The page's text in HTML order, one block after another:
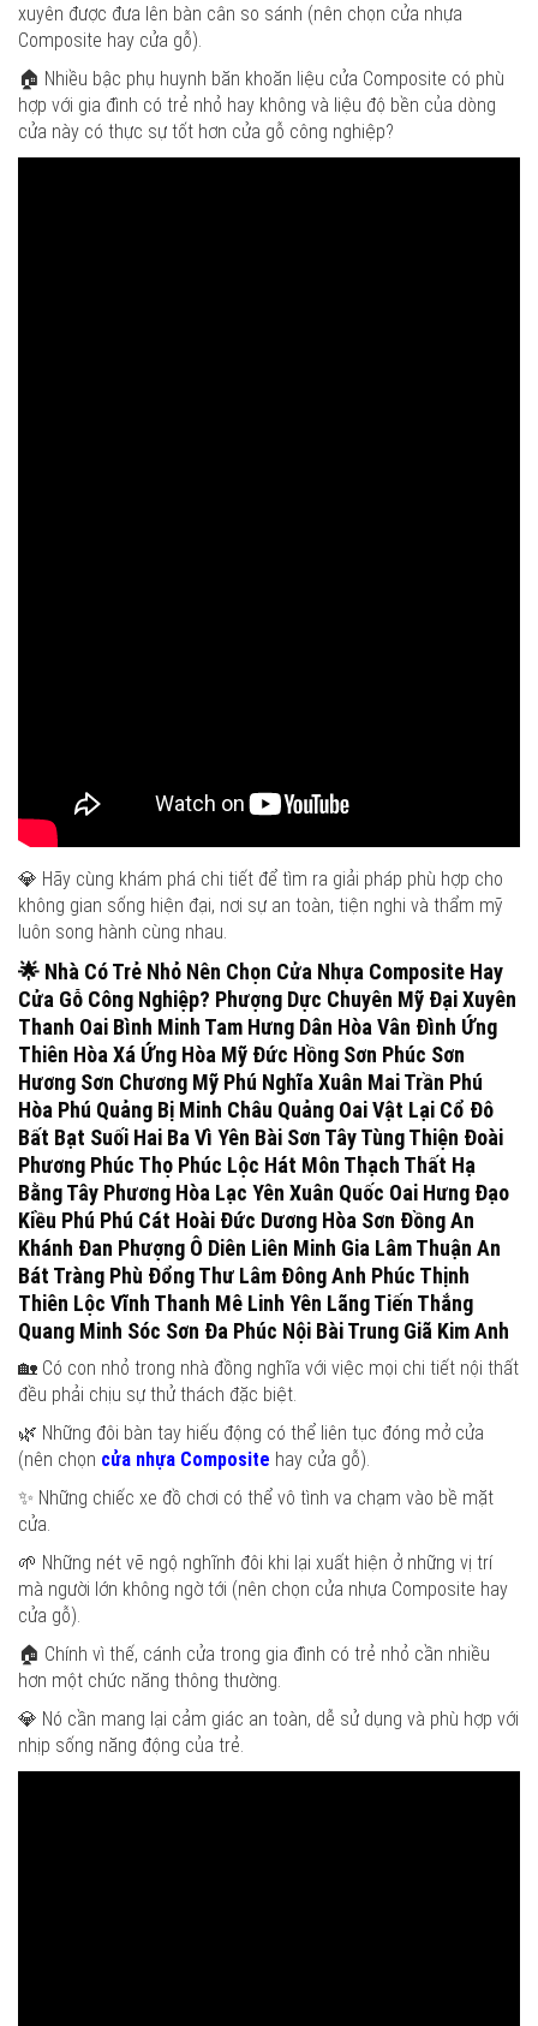
xuyên được đưa lên bàn cân so sánh (nên chọn cửa nhựa
Composite hay cửa gỗ).
🏠 Nhiều bậc phụ huynh băn khoăn liệu cửa Composite có phù
hợp với gia đình có trẻ nhỏ hay không và liệu độ bền của dòng
cửa này có thực sự tốt hơn cửa gỗ công nghiệp?
💎 Hãy cùng khám phá chi tiết để tìm ra giải pháp phù hợp cho
không gian sống hiện đại, nơi sự an toàn, tiện nghi và thẩm mỹ
luôn song hành cùng nhau.
🌟 Nhà Có Trẻ Nhỏ Nên Chọn Cửa Nhựa Composite Hay
Cửa Gỗ Công Nghiệp? Phượng Dực Chuyên Mỹ Đại Xuyên
Thanh Oai Bình Minh Tam Hưng Dân Hòa Vân Đình Ứng
Thiên Hòa Xá Ứng Hòa Mỹ Đức Hồng Sơn Phúc Sơn
Hương Sơn Chương Mỹ Phú Nghĩa Xuân Mai Trần Phú
Hòa Phú Quảng Bị Minh Châu Quảng Oai Vật Lại Cổ Đô
Bất Bạt Suối Hai Ba Vì Yên Bài Sơn Tây Tùng Thiện Đoài
Phương Phúc Thọ Phúc Lộc Hát Môn Thạch Thất Hạ
Bằng Tây Phương Hòa Lạc Yên Xuân Quốc Oai Hưng Đạo
Kiều Phú Phú Cát Hoài Đức Dương Hòa Sơn Đồng An
Khánh Đan Phượng Ô Diên Liên Minh Gia Lâm Thuận An
Bát Tràng Phù Đổng Thư Lâm Đông Anh Phúc Thịnh
Thiên Lộc Vĩnh Thanh Mê Linh Yên Lãng Tiến Thắng
Quang Minh Sóc Sơn Đa Phúc Nội Bài Trung Giã Kim Anh
🏡 Có con nhỏ trong nhà đồng nghĩa với việc mọi chi tiết nội thất
đều phải chịu sự thử thách đặc biệt.
🌿 Những đôi bàn tay hiếu động có thể liên tục đóng mở cửa
(nên chọn cửa nhựa Composite hay cửa gỗ).
✨ Những chiếc xe đồ chơi có thể vô tình va chạm vào bề mặt
cửa.
🌱 Những nét vẽ ngộ nghĩnh đôi khi lại xuất hiện ở những vị trí
mà người lớn không ngờ tới (nên chọn cửa nhựa Composite hay
cửa gỗ).
🏠 Chính vì thế, cánh cửa trong gia đình có trẻ nhỏ cần nhiều
hơn một chức năng thông thường.
💎 Nó cần mang lại cảm giác an toàn, dễ sử dụng và phù hợp với
nhịp sống năng động của trẻ.